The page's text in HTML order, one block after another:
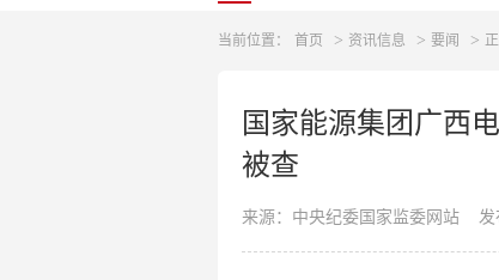
当前位置： 首页 > 资讯信息 > 要闻 >
国家能源集团广西
被查
来源：中央纪委国家监委网站 发